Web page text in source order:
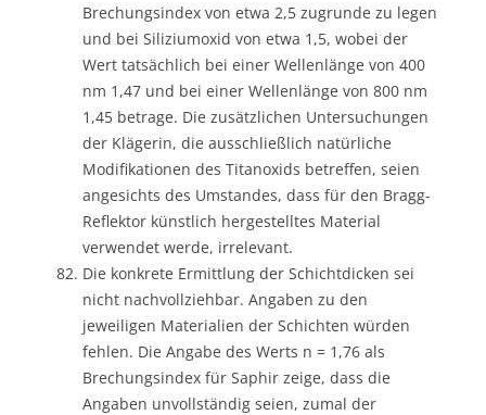
Brechungsindex von etwa 2,5 zugrunde zu legen
und bei Siliziumoxid von etwa 1,5, wobei der
Wert tatsächlich bei einer Wellenlänge von 400
nm 1,47 und bei einer Wellenlänge von 800 nm
1,45 betrage. Die zusätzlichen Untersuchungen
der Klägerin, die ausschließlich natürliche
Modifikationen des Titanoxids betreffen, seien
angesichts des Umstandes, dass für den Bragg-
Reflektor künstlich hergestelltes Material
verwendet werde, irrelevant.
Die konkrete Ermittlung der Schichtdicken sei
nicht nachvollziehbar. Angaben zu den
jeweiligen Materialien der Schichten würden
fehlen. Die Angabe des Werts n = 1,76 als
Brechungsindex für Saphir zeige, dass die
Angaben unvollständig seien, zumal der